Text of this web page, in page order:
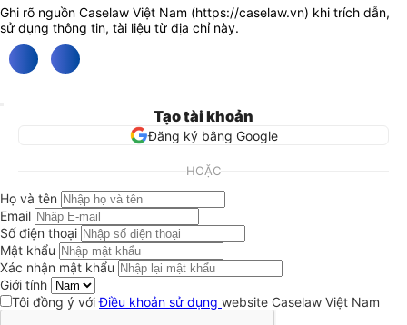
Ghi rõ nguồn Caselaw Việt Nam (https://caselaw.vn) khi trích dẫn,
sử dụng thông tin, tài liệu từ địa chỉ này.
Tạo tài khoản
Đăng ký bằng Google
HOẶC
Họ và tên
Email
Số điện thoại
Mật khẩu
Xác nhận mật khẩu
Giới tính
Tôi đồng ý vớiĐiều khoản sử dụng website Caselaw Việt Nam